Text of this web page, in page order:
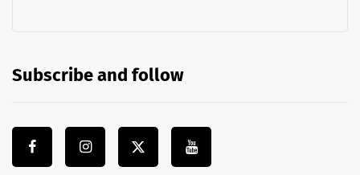
Subscribe and follow